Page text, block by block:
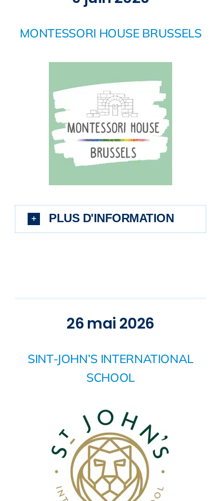
MONTESSORI HOUSE BRUSSELS
PLUS D'INFORMATION
26 mai 2026
SINT-JOHN’S INTERNATIONAL
SCHOOL